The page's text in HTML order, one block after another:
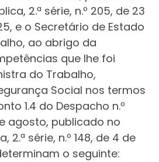
2.ª série, n.º 205, de 23
e o Secretário de Estado
ao abrigo da
que lhe foi
do Trabalho,
Social nos termos
1.4 do Despacho n.º
agosto, publicado no
2.ª série, n.º 148, de 4 de
o seguinte: